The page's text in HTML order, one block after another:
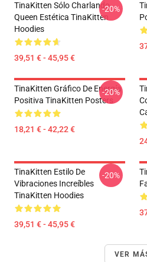
TinaKitten Sólo Charlando
Queen Estética TinaKitten
Hoodies
39,51 € - 45,95 €
-20%
TinaKitten Gráfico De Energía
Positiva TinaKitten Posters
18,21 € - 42,22 €
-20%
TinaKitten Estilo De
Vibraciones Increíbles
TinaKitten Hoodies
39,51 € - 45,95 €
-20%
VER